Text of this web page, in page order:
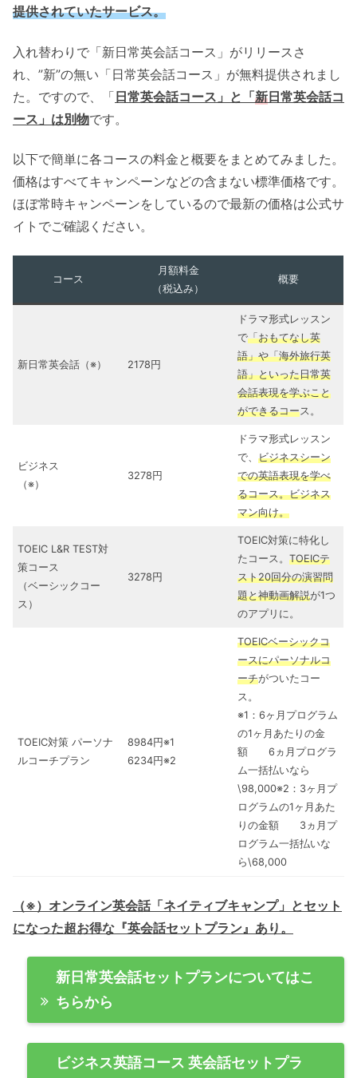
提供されていたサービス。
入れ替わりで「新日常英会話コース」がリリースさ
れ、”新”の無い「日常英会話コース」が無料提供されまし
た。ですので、「日常英会話コース」と「新日常英会話コ
ース」は別物です。
以下で簡単に各コースの料金と概要をまとめてみました。
価格はすべてキャンペーンなどの含まない標準価格です。
ほぼ常時キャンペーンをしているので最新の価格は公式サ
イトでご確認ください。
コース
月額料金
（税込み）
概要
新日常英会話（※） 2178円
ドラマ形式レッスン
で「おもてなし英
語」や「海外旅行英
語」といった日常英
会話表現を学ぶこと
ができるコース。
ビジネス
（※）
3278円
ドラマ形式レッスン
で、 ビジネスシーン
での英語表現を学べ
るコース。ビジネス
マン向け。
TOEIC L&R TEST対
策コース
（ベーシックコー
ス）
3278円
TOEIC対策に特化し
たコース。 TOEICテ
スト20回分の演習問
題と神動画解説が1つ
のアプリに。
TOEIC対策 パーソナ
ルコーチプラン
8984円※1
6234円※2
TOEICベーシックコ
ースにパーソナルコ
ーチがついたコー
ス。
※1：6ヶ月プログラム
の1ヶ月あたりの金
額 6ヵ月プログラ
ム一括払いなら
\98,000※2：3ヶ月プ
ログラムの1ヶ月あた
りの金額 3ヵ月プ
ログラム一括払いな
ら\68,000
（※）オンライン英会話「ネイティブキャンプ」とセット
になった超お得な『英会話セットプラン』あり。
新日常英会話セットプランについてはこ
ちらから
ビジネス英語コース 英会話セットプラ